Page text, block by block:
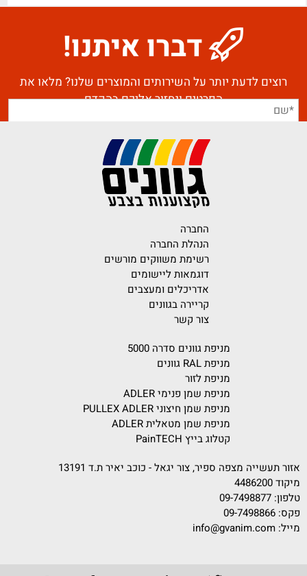
דברו איתנו!
רוצים לדעת יותר על השירותים והמוצרים שלנו? מלאו את
הפרטים ונחזור אליכם בהקדם
החברה
הנהלת החברה
רשימת משווקים מורשים
דוגמאות ליישומים
אדריכלים ומעצבים
קריירה בגוונים
צור קשר
מניפת גוונים סדרה 5000
מניפת RAL גוונים
מניפת לזור
מניפת שמן פנימי ADLER
מניפת שמן חיצוני PULLEX ADLER
מניפת שמן מטאלית ADLER
קטלוג בייץ PainTECH
אזור תעשייה מצפה ספיר, צור יגאל - כוכב יאיר ת.ד 13191
מיקוד 4486200
טלפון: 09-7498877
פקס: 09-7498866
מייל: info@gvanim.com